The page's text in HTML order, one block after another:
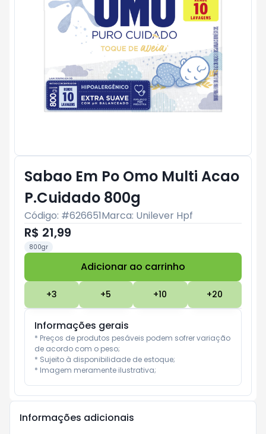
Sabao Em Po Omo Multi Acao
P.Cuidado 800g
Código: #626651Marca: Unilever Hpf
R$ 21,99
800gr
Adicionar ao carrinho
+3 +5 +10 +20
Informações gerais
* Preços de produtos pesáveis podem sofrer variação
de acordo com o peso;
* Sujeito à disponibilidade de estoque;
* Imagem meramente ilustrativa;
Informações adicionais